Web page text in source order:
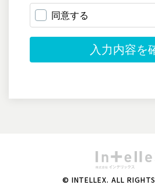
© INTELLEX. ALL RIGHTS